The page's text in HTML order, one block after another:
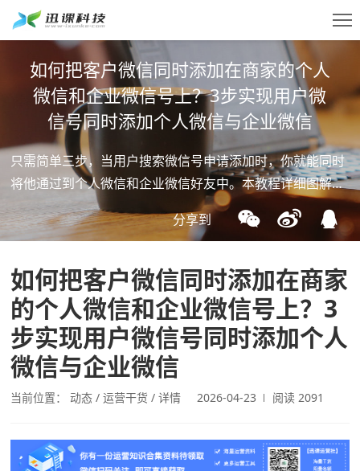
SaaS
服务
私域
工具
价格
关于
动态
商家登录
咨询我们 >
如何把客户微信同时添加在商家的个人
微信和企业微信号上？3步实现用户微
信号同时添加个人微信与企业微信
只需简单三步，当用户搜索微信号申请添加时，你就能同时
将他通过到个人微信和企业微信好友中。本教程详细图解每
一步，掌握这一核心技巧，实现私域用户双倍沉淀。
分享到
如何把客户微信同时添加在商家
的个人微信和企业微信号上？3
步实现用户微信号同时添加个人
微信与企业微信
当前位置：动态 运营干货 详情 2026-04-23 阅读 2091